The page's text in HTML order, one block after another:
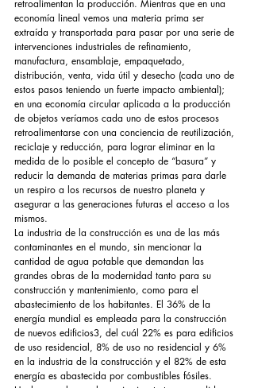
retroalimentan la producción. Mientras que en una
economía lineal vemos una materia prima ser
extraída y transportada para pasar por una serie de
intervenciones industriales de refinamiento,
manufactura, ensamblaje, empaquetado,
distribución, venta, vida útil y desecho (cada uno de
estos pasos teniendo un fuerte impacto ambiental);
en una economía circular aplicada a la producción
de objetos veríamos cada uno de estos procesos
retroalimentarse con una conciencia de reutilización,
reciclaje y reducción, para lograr eliminar en la
medida de lo posible el concepto de “basura” y
reducir la demanda de materias primas para darle
un respiro a los recursos de nuestro planeta y
asegurar a las generaciones futuras el acceso a los
mismos.
La industria de la construcción es una de las más
contaminantes en el mundo, sin mencionar la
cantidad de agua potable que demandan las
grandes obras de la modernidad tanto para su
construcción y mantenimiento, como para el
abastecimiento de los habitantes. El 36% de la
energía mundial es empleada para la construcción
de nuevos edificios3, del cuál 22% es para edificios
de uso residencial, 8% de uso no residencial y 6%
en la industria de la construcción y el 82% de esta
energía es abastecida por combustibles fósiles.